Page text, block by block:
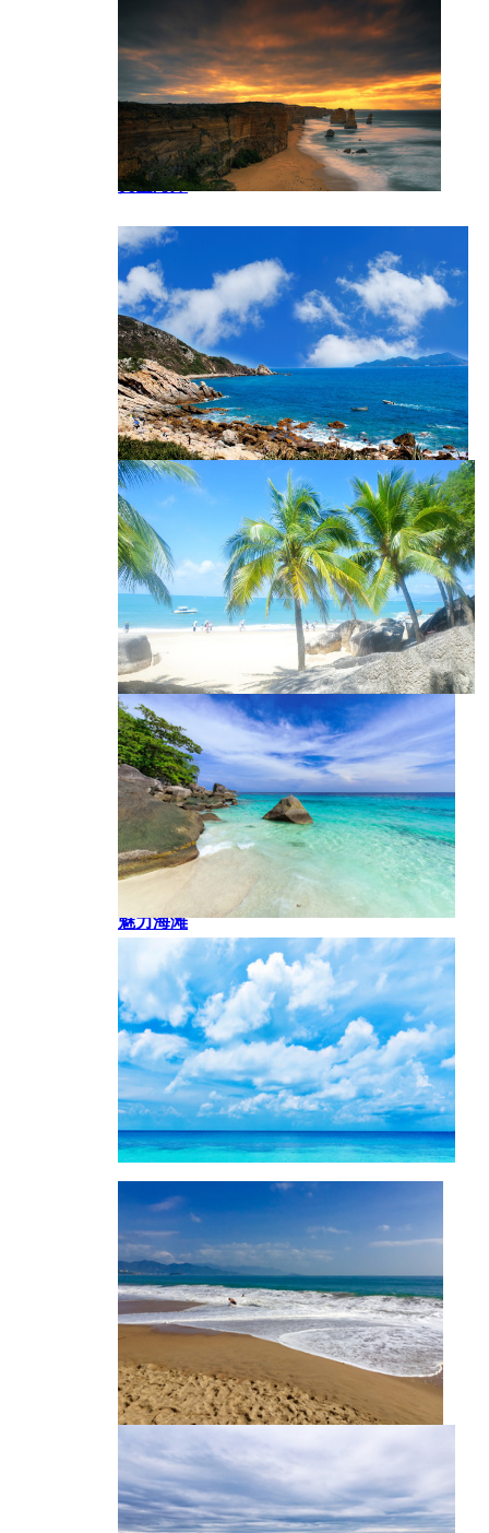
黄金海岸
海岸风光
深圳西冲
魅力海滩
斯米兰 热带岛屿
海水